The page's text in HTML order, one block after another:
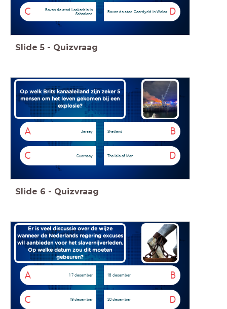
C
Boven de stad Lockerbie in
Schotland
D
Boven de stad Caerdydd in Wales
Slide 5 - Quizvraag
Op welk Brits kanaaleiland zijn zeker 5
mensen om het leven gekomen bij een
explosie?
A Jersey B
Shetland
C Guernsey D
The Isle of Man
Slide 6 - Quizvraag
Er is veel discussie over de wijze
wanneer de Nederlands regering excuses
wil aanbieden voor het slavernijverleden.
Op welke datum zou dit moeten
gebeuren?
A 1 7 december B
18 december
C 19 december D
20 december